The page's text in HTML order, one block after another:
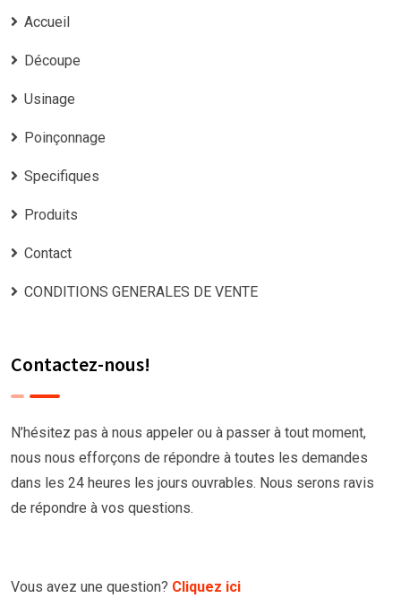
Accueil
Découpe
Usinage
Poinçonnage
Specifiques
Produits
Contact
CONDITIONS GENERALES DE VENTE
Contactez-nous!
N’hésitez pas à nous appeler ou à passer à tout moment,
nous nous efforçons de répondre à toutes les demandes
dans les 24 heures les jours ouvrables. Nous serons ravis
de répondre à vos questions.
Vous avez une question? Cliquez ici